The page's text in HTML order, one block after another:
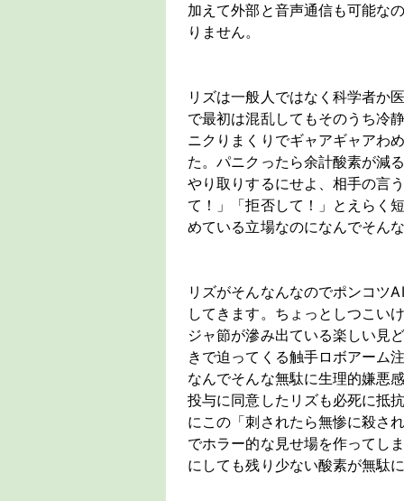
加えて外部と音声通信も可能な
りません。
リズは一般人ではなく科学者か
で最初は混乱してもそのうち冷
ニクりまくりでギャアギャアわ
た。パニクったら余計酸素が減
やり取りするにせよ、相手の言
て！」「拒否して！」とえらく
めている立場なのになんでそん
リズがそんなんなのでポンコツ
してきます。ちょっとしつこい
ジャ節が滲み出ている楽しい見
きで迫ってくる触手ロボアーム
なんでそんな無駄に生理的嫌悪
投与に同意したリズも必死に抵
にこの「刺されたら無惨に殺さ
でホラー的な見せ場を作ってし
にしても残り少ない酸素が無駄